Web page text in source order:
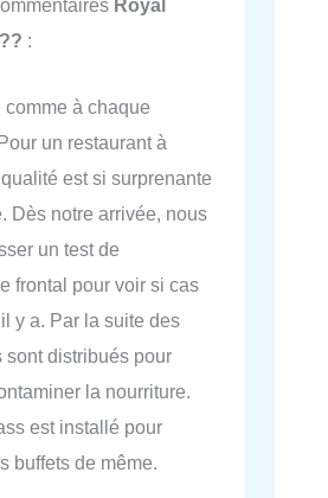
Royal
:
à chaque
un restaurant à
est si surprenante
Dès notre arrivée, nous
un test de
frontal pour voir si cas
y a. Par la suite des
sont distribués pour
la nourriture.
est installé pour
buffets de même.